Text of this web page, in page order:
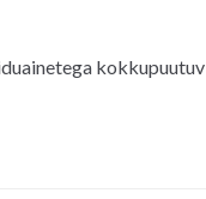
kokkupuutuv